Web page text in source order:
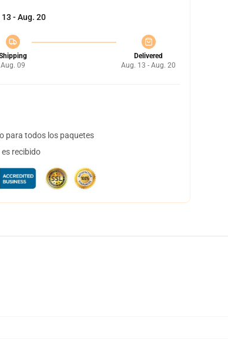
13 - Aug. 20
Aug. 09
Delivered
Aug. 13 - Aug. 20
para todos los paquetes
recibido